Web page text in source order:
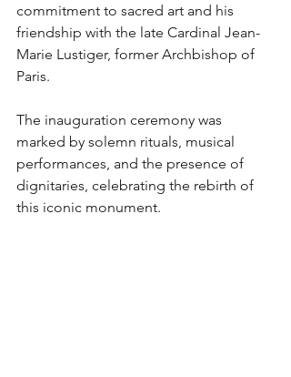
commitment to sacred art and his
friendship with the late Cardinal Jean-
Marie Lustiger, former Archbishop of
Paris.
The inauguration ceremony was
marked by solemn rituals, musical
performances, and the presence of
dignitaries, celebrating the rebirth of
this iconic monument.